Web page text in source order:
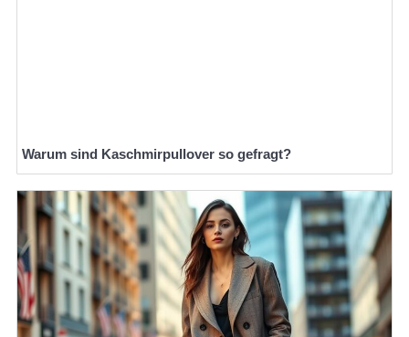
Warum sind Kaschmirpullover so gefragt?